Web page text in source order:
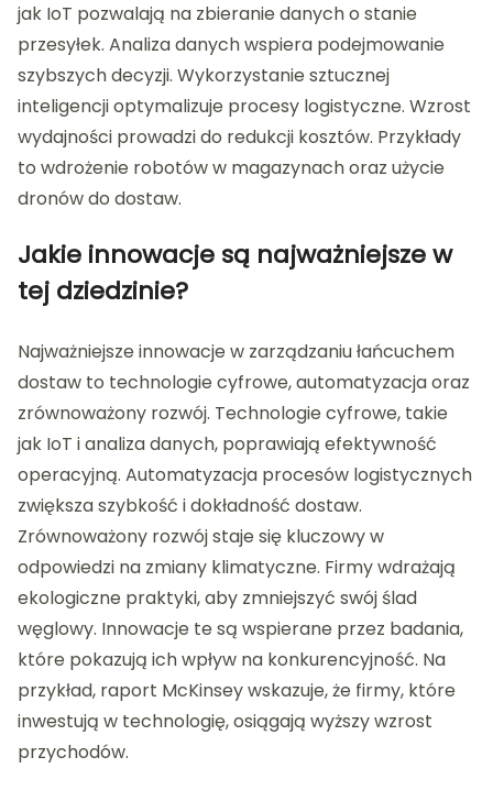
jak IoT pozwalają na zbieranie danych o stanie
przesyłek. Analiza danych wspiera podejmowanie
szybszych decyzji. Wykorzystanie sztucznej
inteligencji optymalizuje procesy logistyczne. Wzrost
wydajności prowadzi do redukcji kosztów. Przykłady
to wdrożenie robotów w magazynach oraz użycie
dronów do dostaw.
Jakie innowacje są najważniejsze w
tej dziedzinie?
Najważniejsze innowacje w zarządzaniu łańcuchem
dostaw to technologie cyfrowe, automatyzacja oraz
zrównoważony rozwój. Technologie cyfrowe, takie
jak IoT i analiza danych, poprawiają efektywność
operacyjną. Automatyzacja procesów logistycznych
zwiększa szybkość i dokładność dostaw.
Zrównoważony rozwój staje się kluczowy w
odpowiedzi na zmiany klimatyczne. Firmy wdrażają
ekologiczne praktyki, aby zmniejszyć swój ślad
węglowy. Innowacje te są wspierane przez badania,
które pokazują ich wpływ na konkurencyjność. Na
przykład, raport McKinsey wskazuje, że firmy, które
inwestują w technologię, osiągają wyższy wzrost
przychodów.